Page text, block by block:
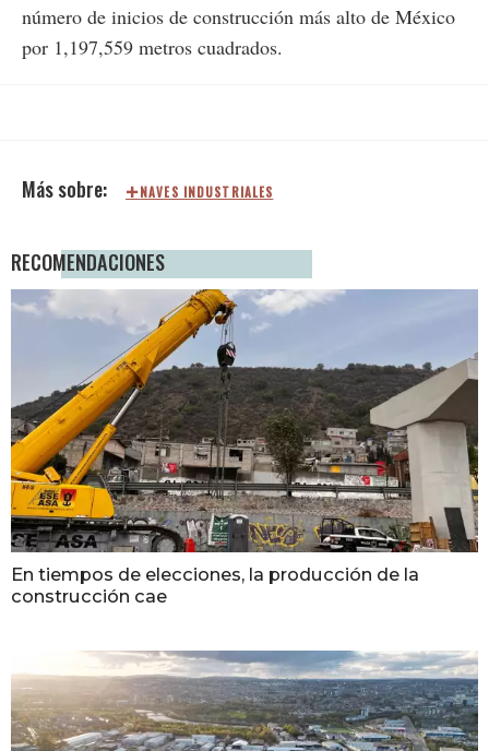
número de inicios de construcción más alto de México
por 1,197,559 metros cuadrados.
NAVES INDUSTRIALES
RECOMENDACIONES
En tiempos de elecciones, la producción de la
construcción cae